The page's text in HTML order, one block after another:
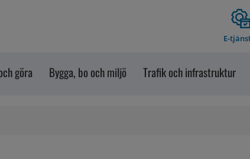
E-
göra Bygga, bo och miljö Trafik och infrastruktur